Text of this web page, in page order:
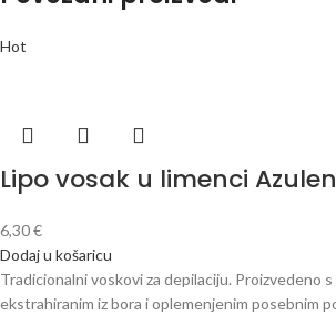
Hot
Lipo vosak u limenci
6,30€
Dodaj u košaricu
Tradicionalni voskovi za depilaciju. Proizvedeno
ekstrahiranim iz bora i oplemenjenim posebnim